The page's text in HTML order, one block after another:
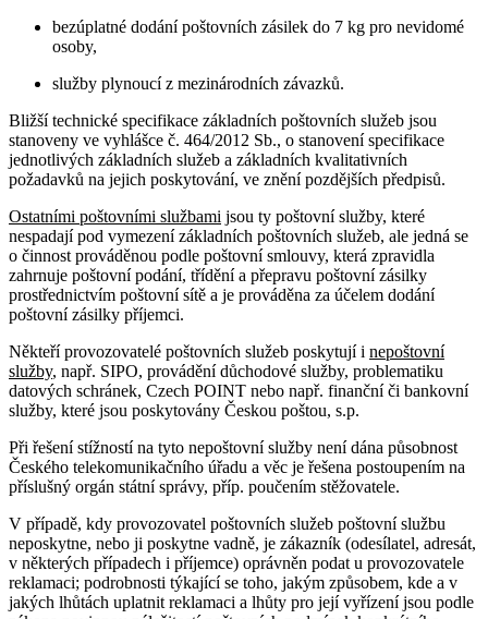
bezúplatné dodání poštovních zásilek do 7 kg pro nevidomé
osoby,
služby plynoucí z mezinárodních závazků.
Bližší technické specifikace základních poštovních služeb jsou
stanoveny ve vyhlášce č. 464/2012 Sb., o stanovení specifikace
jednotlivých základních služeb a základních kvalitativních
požadavků na jejich poskytování, ve znění pozdějších předpisů.
Ostatními poštovními službami jsou ty poštovní služby, které
nespadají pod vymezení základních poštovních služeb, ale jedná se
o činnost prováděnou podle poštovní smlouvy, která zpravidla
zahrnuje poštovní podání, třídění a přepravu poštovní zásilky
prostřednictvím poštovní sítě a je prováděna za účelem dodání
poštovní zásilky příjemci.
Někteří provozovatelé poštovních služeb poskytují i nepoštovní
služby, např. SIPO, provádění důchodové služby, problematiku
datových schránek, Czech POINT nebo např. finanční či bankovní
služby, které jsou poskytovány Českou poštou, s.p.
Při řešení stížností na tyto nepoštovní služby není dána působnost
Českého telekomunikačního úřadu a věc je řešena postoupením na
příslušný orgán státní správy, příp. poučením stěžovatele.
V případě, kdy provozovatel poštovních služeb poštovní službu
neposkytne, nebo ji poskytne vadně, je zákazník (odesílatel, adresát,
v některých případech i příjemce) oprávněn podat u provozovatele
reklamaci; podrobnosti týkající se toho, jakým způsobem, kde a v
jakých lhůtách uplatnit reklamaci a lhůty pro její vyřízení jsou podle